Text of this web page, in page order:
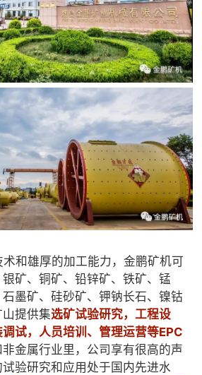
雄厚的加工能力，金鹏矿机可
矿、铜矿、铅锌矿、铁矿、锰
墨矿、硅砂矿、钾钠长石、镍钴
提供集选矿试验研究，工程设
试，人员培训、管理运营等EPC
金属行业里，公司享有很高的声
验研究和应用处于国内先进水